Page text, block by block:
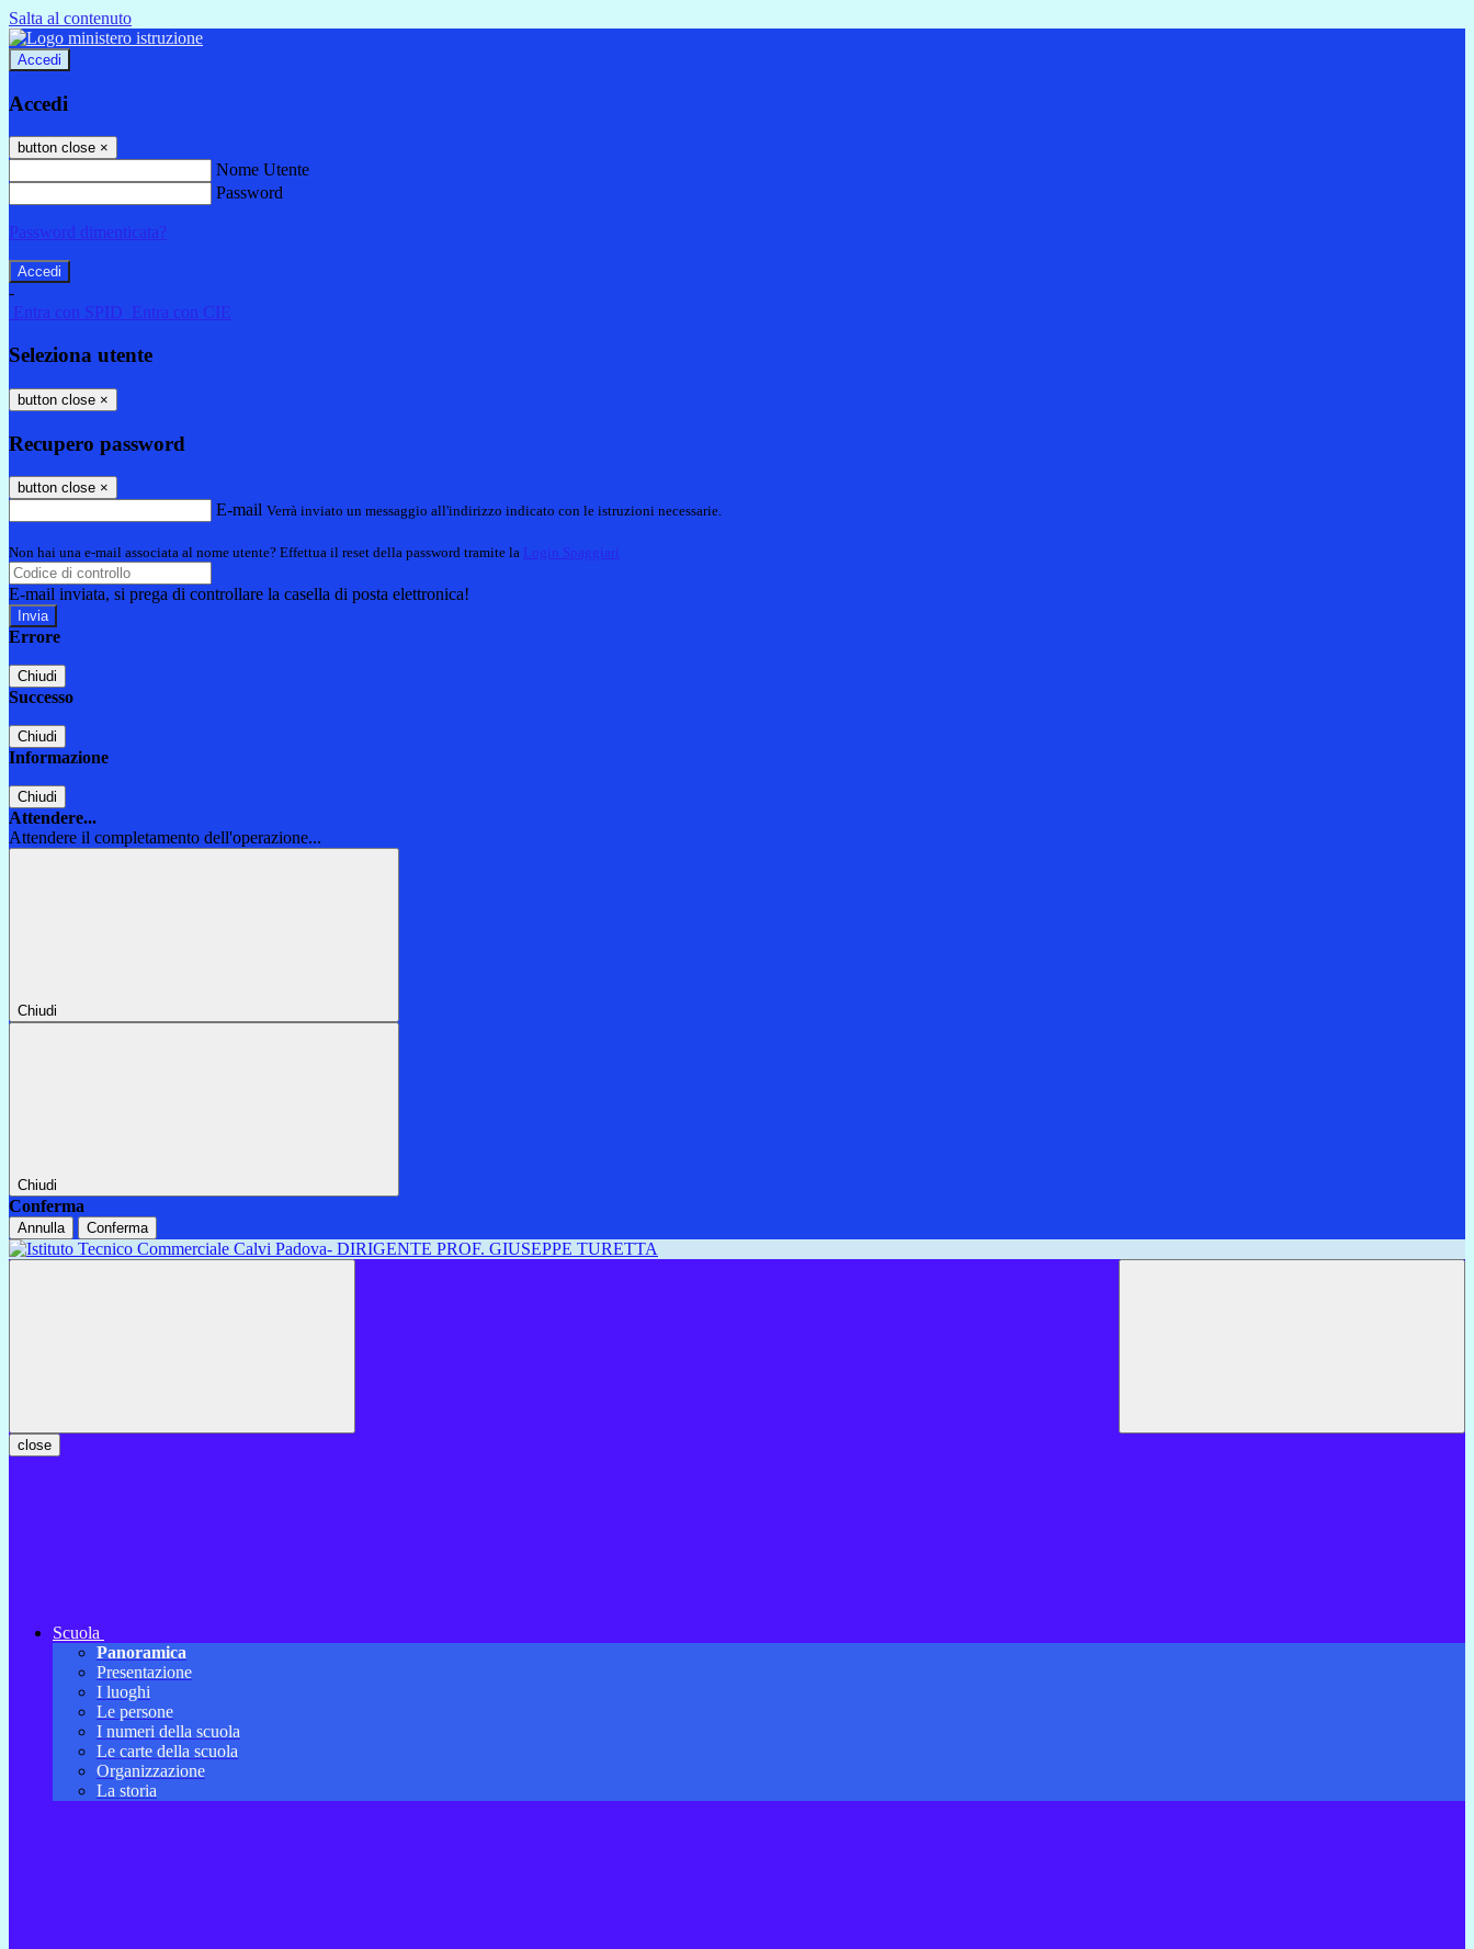
Salta al contenuto
Accedi
Accedi
button close ×
Nome Utente
Password
Password dimenticata?
-
Entra con SPID
Entra con CIE
Seleziona utente
button close ×
Recupero password
button close ×
E-mail Verrà inviato un messaggio all'indirizzo indicato con le istruzioni necessarie.
Non hai una e-mail associata al nome utente? Effettua il reset della password tramite la Login Spaggiari
E-mail inviata, si prega di controllare la casella di posta elettronica!
Errore
Chiudi
Successo
Chiudi
Informazione
Chiudi
Attendere...
Attendere il completamento dell'operazione...
Chiudi
Chiudi
Conferma
Annulla Conferma
close
Scuola
Panoramica
Presentazione
I luoghi
Le persone
I numeri della scuola
Le carte della scuola
Organizzazione
La storia